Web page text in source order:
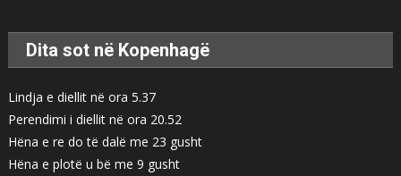
Dita sot në Kopenhagë
Lindja e diellit në ora 5.37
Perendimi i diellit në ora 20.52
Hëna e re do të dalë me 23 gusht
Hëna e plotë u bë me 9 gusht